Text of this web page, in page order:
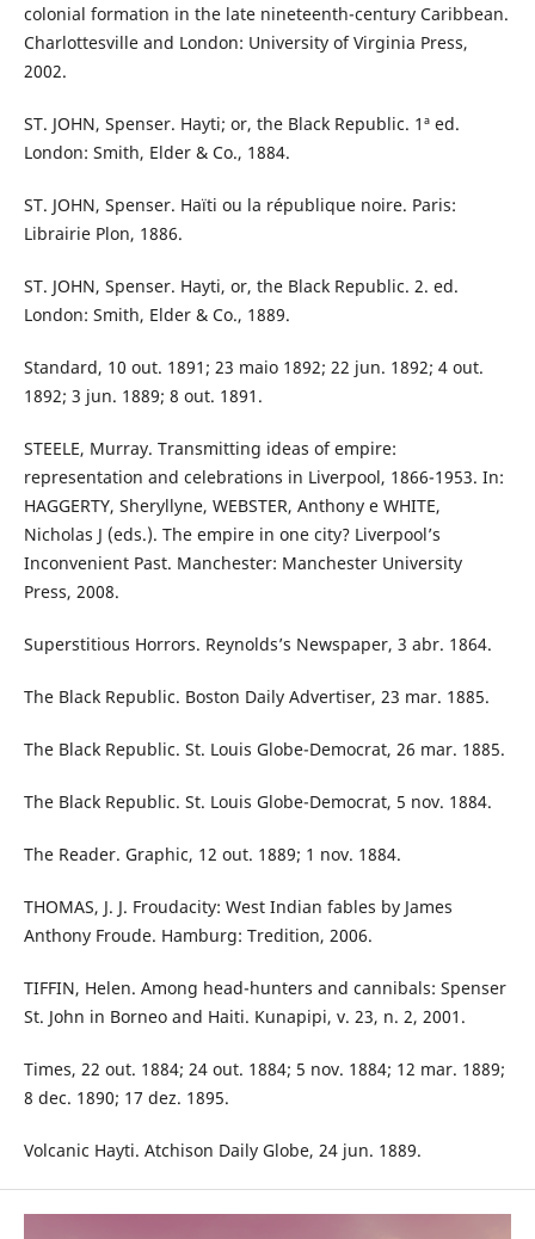
colonial formation in the late nineteenth-century Caribbean.
Charlottesville and London: University of Virginia Press,
2002.
ST. JOHN, Spenser. Hayti; or, the Black Republic. 1ª ed.
London: Smith, Elder & Co., 1884.
ST. JOHN, Spenser. Haïti ou la république noire. Paris:
Librairie Plon, 1886.
ST. JOHN, Spenser. Hayti, or, the Black Republic. 2. ed.
London: Smith, Elder & Co., 1889.
Standard, 10 out. 1891; 23 maio 1892; 22 jun. 1892; 4 out.
1892; 3 jun. 1889; 8 out. 1891.
STEELE, Murray. Transmitting ideas of empire:
representation and celebrations in Liverpool, 1866-1953. In:
HAGGERTY, Sheryllyne, WEBSTER, Anthony e WHITE,
Nicholas J (eds.). The empire in one city? Liverpool’s
Inconvenient Past. Manchester: Manchester University
Press, 2008.
Superstitious Horrors. Reynolds’s Newspaper, 3 abr. 1864.
The Black Republic. Boston Daily Advertiser, 23 mar. 1885.
The Black Republic. St. Louis Globe-Democrat, 26 mar. 1885.
The Black Republic. St. Louis Globe-Democrat, 5 nov. 1884.
The Reader. Graphic, 12 out. 1889; 1 nov. 1884.
THOMAS, J. J. Froudacity: West Indian fables by James
Anthony Froude. Hamburg: Tredition, 2006.
TIFFIN, Helen. Among head-hunters and cannibals: Spenser
St. John in Borneo and Haiti. Kunapipi, v. 23, n. 2, 2001.
Times, 22 out. 1884; 24 out. 1884; 5 nov. 1884; 12 mar. 1889;
8 dec. 1890; 17 dez. 1895.
Volcanic Hayti. Atchison Daily Globe, 24 jun. 1889.